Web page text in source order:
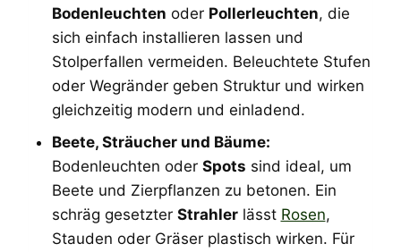
Bodenleuchten oder Pollerleuchten, die
sich einfach installieren lassen und
Stolperfallen vermeiden. Beleuchtete Stufen
oder Wegränder geben Struktur und wirken
gleichzeitig modern und einladend.
Beete, Sträucher und Bäume:
Bodenleuchten oder Spots sind ideal, um
Beete und Zierpflanzen zu betonen. Ein
schräg gesetzter Strahlerlässt Rosen,
Stauden oder Gräser plastisch wirken. Für